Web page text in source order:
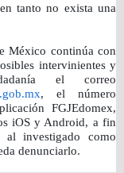
tanto no exista una
México continúa con
intervinientes y
el correo
, el número
FGJEdomex,
iOS y Android, a fin
al investigado como
denunciarlo.